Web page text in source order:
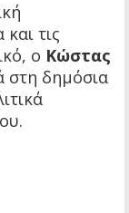
τις
ο Κώστας
στη δημόσια